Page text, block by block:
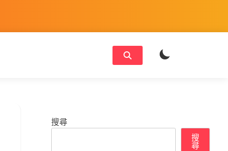
搜尋
搜
尋